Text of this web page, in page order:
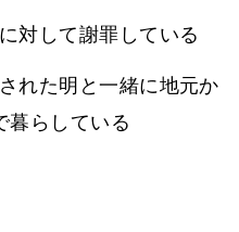
対して謝罪している
れた明と一緒に地元か
暮らしている